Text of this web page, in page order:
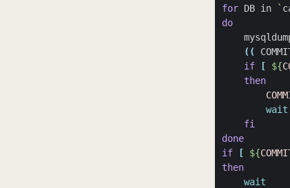
for DB in `
do
((
if
[ ${
then
wait
fi
done
if
[ ${
then
wait